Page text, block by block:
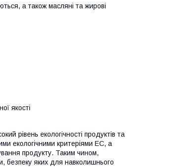
а також масляні та жирові
якості
рівень екологічності продуктів та
екологічними критеріями EC, а
продукту. Таким чином,
безпеку яких для навколишнього